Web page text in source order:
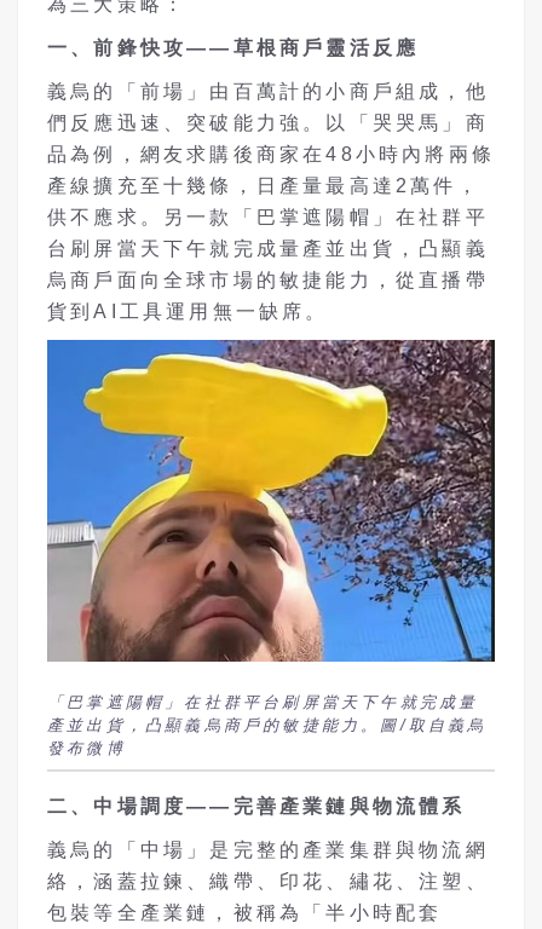
一、前鋒快攻——草根商戶靈活反應
義烏的「前場」由百萬計的小商戶組成，他
們反應迅速、突破能力強。以「哭哭馬」商
品為例，網友求購後商家在48小時內將兩條
產線擴充至十幾條，日產量最高達2萬件，
供不應求。另一款「巴掌遮陽帽」在社群平
台刷屏當天下午就完成量產並出貨，凸顯義
烏商戶面向全球市場的敏捷能力，從直播帶
貨到AI工具運用無一缺席。
「巴掌遮陽帽」在社群平台刷屏當天下午就完成量
產並出貨，凸顯義烏商戶的敏捷能力。圖/取自義烏
發布微博
二、中場調度——完善產業鏈與物流體系
義烏的「中場」是完整的產業集群與物流網
絡，涵蓋拉鍊、織帶、印花、繡花、注塑、
包裝等全產業鏈，被稱為「半小時配套